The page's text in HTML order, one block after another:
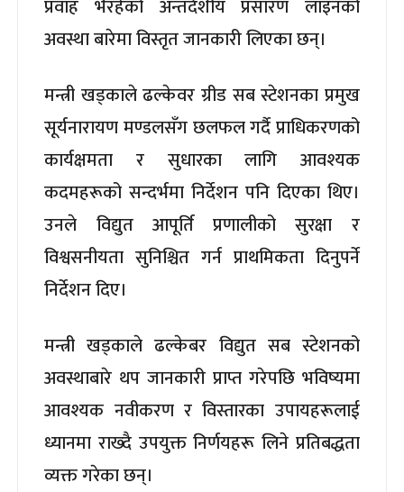
प्रवाह भैरहेको अन्तर्देशीय प्रसारण लाइनको
अवस्था बारेमा विस्तृत जानकारी लिएका छन्।
मन्त्री खड्काले ढल्केवर ग्रीड सब स्टेशनका प्रमुख
सूर्यनारायण मण्डलसँग छलफल गर्दै प्राधिकरणको
कार्यक्षमता र सुधारका लागि आवश्यक
कदमहरूको सन्दर्भमा निर्देशन पनि दिएका थिए।
उनले विद्युत आपूर्ति प्रणालीको सुरक्षा र
विश्वसनीयता सुनिश्चित गर्न प्राथमिकता दिनुपर्ने
निर्देशन दिए।
मन्त्री खड्काले ढल्केबर विद्युत सब स्टेशनको
अवस्थाबारे थप जानकारी प्राप्त गरेपछि भविष्यमा
आवश्यक नवीकरण र विस्तारका उपायहरूलाई
ध्यानमा राख्दै उपयुक्त निर्णयहरू लिने प्रतिबद्धता
व्यक्त गरेका छन्।